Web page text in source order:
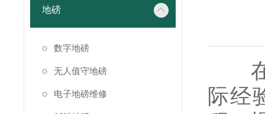
在
际经
地磅
数字地磅
无人值守地磅
电子地磅维修